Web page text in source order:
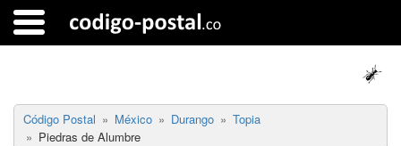
Código Postal México Durango
Topia
Piedras de Alumbre